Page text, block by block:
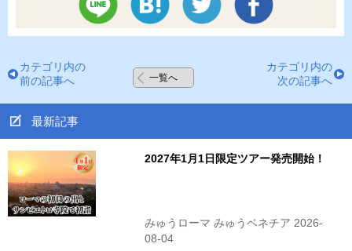
カテゴリ内の
前の記事へ
一覧へ
カテゴリ内の
次の記事へ
最新記事
2027年1月1日限定ツアー発売開始！
みゅうローマ みゅうベネチア 2026-
08-04